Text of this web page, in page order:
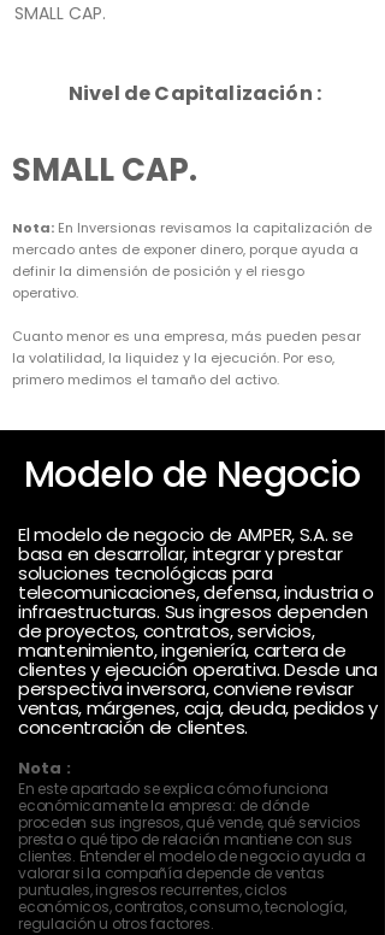
SMALL CAP.
Nivel de Capitalización :
SMALL CAP.
Nota: En Inversionas revisamos la capitalización de
mercado antes de exponer dinero, porque ayuda a
definir la dimensión de posición y el riesgo
operativo.
Cuanto menor es una empresa, más pueden pesar
la volatilidad, la liquidez y la ejecución. Por eso,
primero medimos el tamaño del activo.
Modelo de Negocio
El modelo de negocio de AMPER, S.A. se
basa en desarrollar, integrar y prestar
soluciones tecnológicas para
telecomunicaciones, defensa, industria o
infraestructuras. Sus ingresos dependen
de proyectos, contratos, servicios,
mantenimiento, ingeniería, cartera de
clientes y ejecución operativa. Desde una
perspectiva inversora, conviene revisar
ventas, márgenes, caja, deuda, pedidos y
concentración de clientes.
Nota :
En este apartado se explica cómo funciona
económicamente la empresa: de dónde
proceden sus ingresos, qué vende, qué servicios
presta o qué tipo de relación mantiene con sus
clientes. Entender el modelo de negocio ayuda a
valorar si la compañía depende de ventas
puntuales, ingresos recurrentes, ciclos
económicos, contratos, consumo, tecnología,
regulación u otros factores.